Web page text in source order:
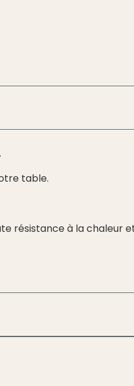
table.
résistance à la chaleur